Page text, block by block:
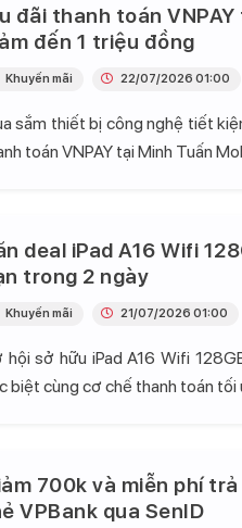
đãi thanh toán
đến 1 triệu đồng
sắm thiết bị công nghệ tiết
toán VNPAY tại Minh Tuấn
Khuyến mãi 22/07/2026 01:00
deal iPad A16 Wifi
trong 2 ngày
hội sở hữu iPad A16 Wifi
biệt cùng cơ chế thanh toán tối
Khuyến mãi 21/07/2026 01:00
700k và miễn phí
VPBank qua SenID